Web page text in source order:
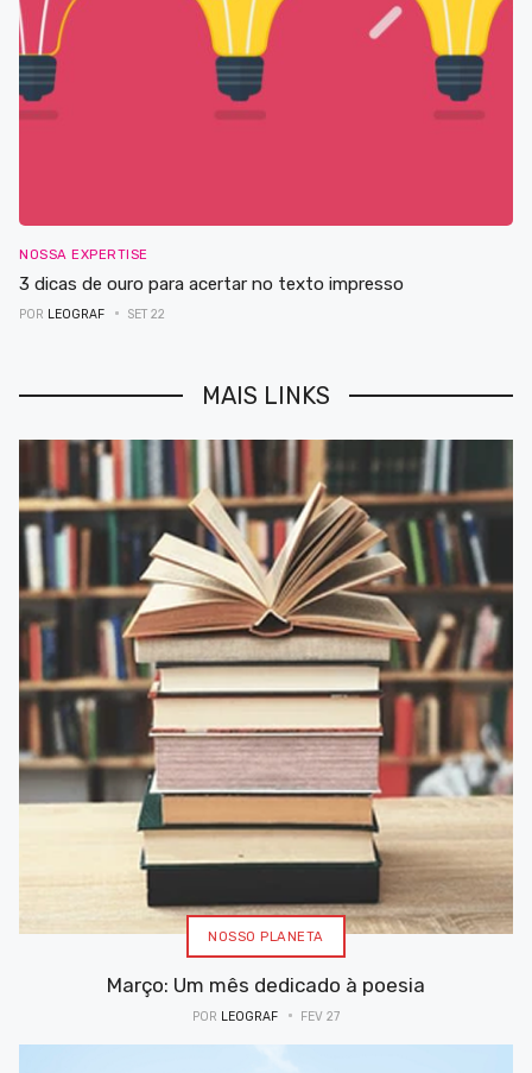
NOSSA EXPERTISE
3 dicas de ouro para acertar no texto impresso
POR LEOGRAF SET 22
MAIS LINKS
NOSSO PLANETA
Março: Um mês dedicado à poesia
POR LEOGRAF FEV 27